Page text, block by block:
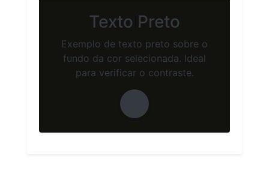
Texto Preto
Exemplo de texto preto sobre o
fundo da cor selecionada. Ideal
para verificar o contraste.